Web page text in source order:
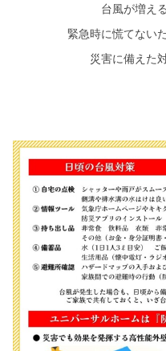
台風が増え
緊急時に慌てない
災害に備えた